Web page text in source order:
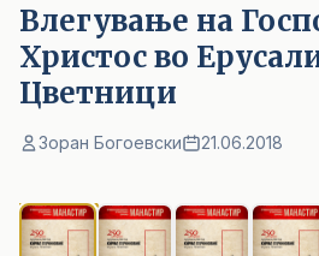
Влегување на
Христос во
Цветници
Зоран Богоевски 21.06.2018